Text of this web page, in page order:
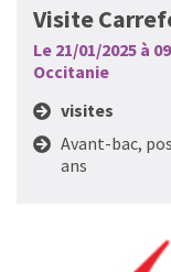
Visite
Le 21/01/2025 à
Occitanie
visites
Avant-bac,
ans